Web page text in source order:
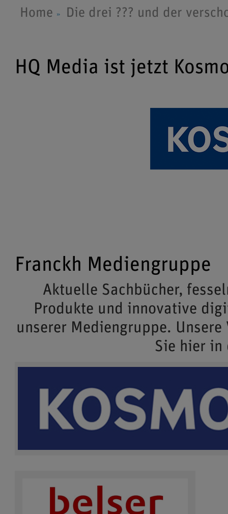
Home Die drei ??? und der
HQ Media ist jetzt
Franckh Mediengruppe
Aktuelle Sachbücher,
Produkte und innovative
unserer Mediengruppe.
Sie hier in